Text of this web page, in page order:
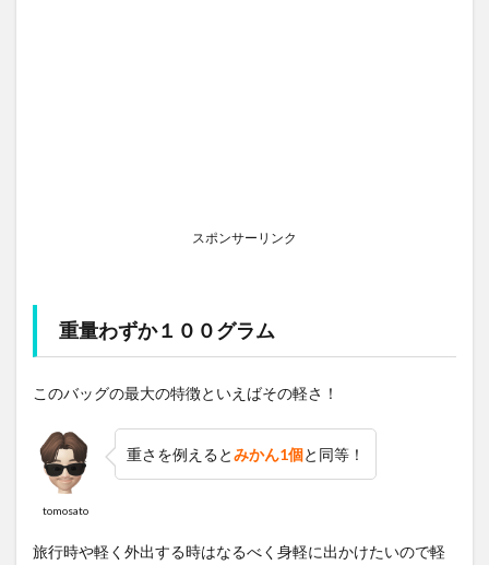
スポンサーリンク
重量わずか１００グラム
このバッグの最大の特徴といえばその軽さ！
tomosato
重さを例えるとみかん1個と同等！
旅行時や軽く外出する時はなるべく身軽に出かけたいので軽